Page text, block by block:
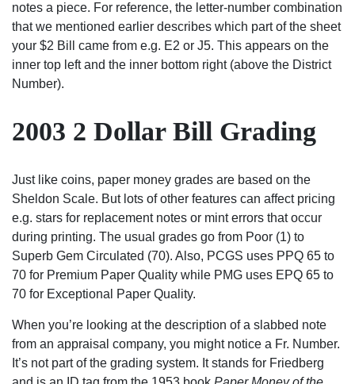
notes a piece. For reference, the letter-number combination
that we mentioned earlier describes which part of the sheet
your $2 Bill came from e.g. E2 or J5. This appears on the
inner top left and the inner bottom right (above the District
Number).
2003 2 Dollar Bill Grading
Just like coins, paper money grades are based on the
Sheldon Scale. But lots of other features can affect pricing
e.g. stars for replacement notes or mint errors that occur
during printing. The usual grades go from Poor (1) to
Superb Gem Circulated (70). Also, PCGS uses PPQ 65 to
70 for Premium Paper Quality while PMG uses EPQ 65 to
70 for Exceptional Paper Quality.
When you’re looking at the description of a slabbed note
from an appraisal company, you might notice a Fr. Number.
It’s not part of the grading system. It stands for Friedberg